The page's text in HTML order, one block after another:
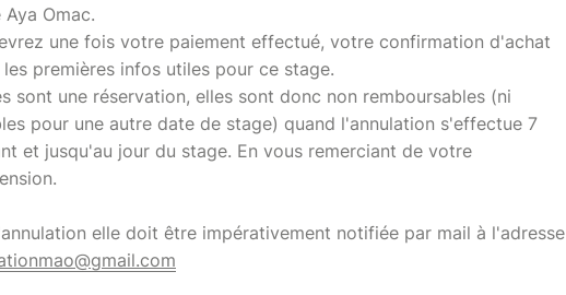
Aya Omac.
une fois votre paiement effectué, votre confirmation d'achat
les premières infos utiles pour ce stage.
sont une réservation, elles sont donc non remboursables (ni
pour une autre date de stage) quand l'annulation s'effectue 7
et jusqu'au jour du stage. En vous remerciant de votre
elle doit être impérativement notifiée par mail à l'adresse